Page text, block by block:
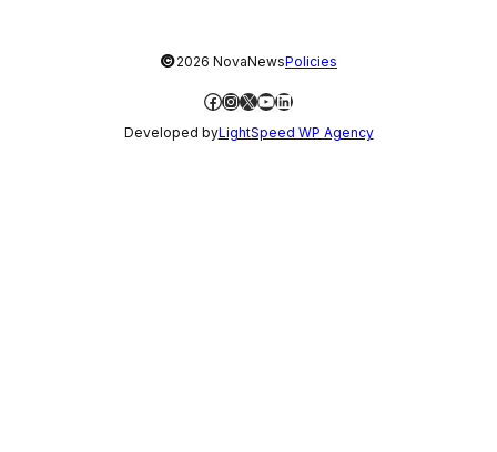
©2026 NovaNewsPolicies
Facebook
Instagram
X YouTube
LinkedIn
Developed byLightSpeed WP Agency